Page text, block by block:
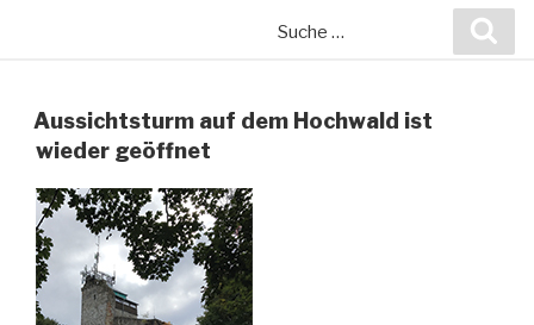
Aussichtsturm auf dem Hochwald ist
wieder geöffnet